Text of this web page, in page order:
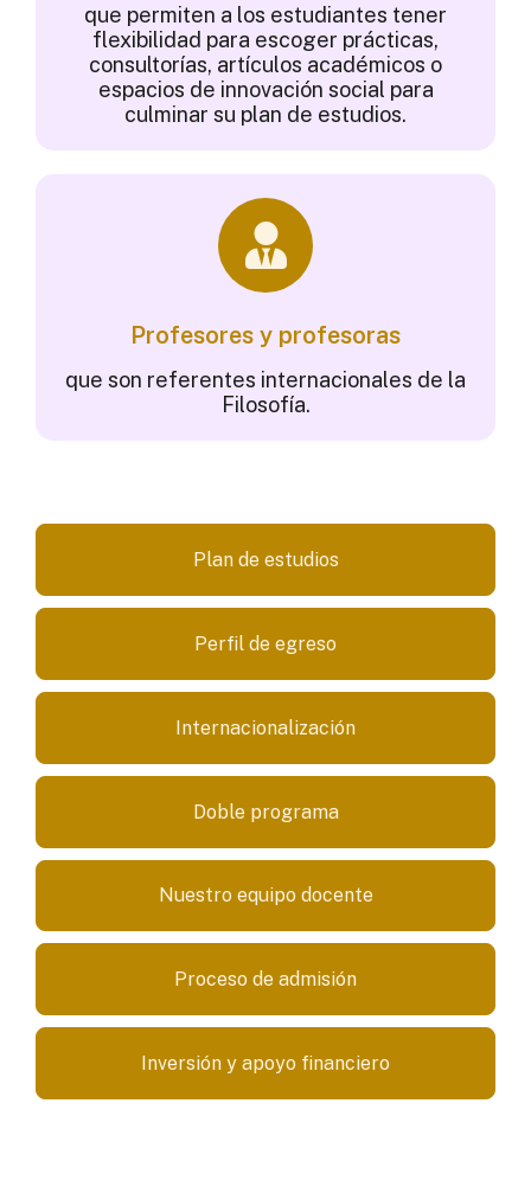
que permiten a los estudiantes tener
flexibilidad para escoger prácticas,
consultorías, artículos académicos o
espacios de innovación social para
culminar su plan de estudios.​
Profesores y profesoras
que son referentes internacionales de la
Filosofía.
Plan de estudios
Perfil de egreso
Internacionalización
Doble programa
Nuestro equipo docente
Proceso de admisión
Inversión y apoyo financiero